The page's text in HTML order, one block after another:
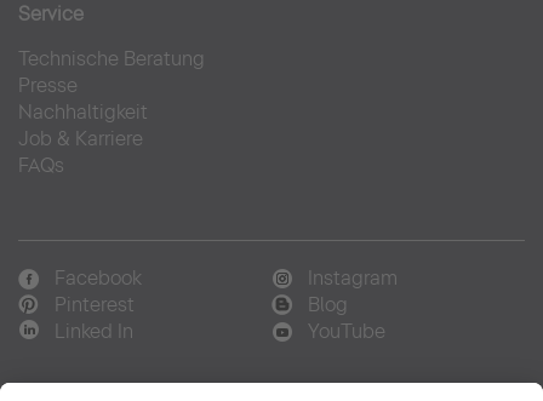
Service
Technische Beratung
Presse
Nachhaltigkeit
Job & Karriere
FAQs
Facebook
Instagram
Pinterest
Blog
Linked In
YouTube